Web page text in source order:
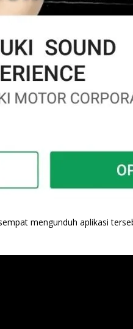
mengunduh aplikasi